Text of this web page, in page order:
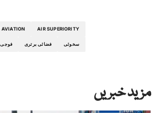
AIR SUPERIORITY
AVIATION
سخوئی فضائی برتری فوجی
مزید خبریں